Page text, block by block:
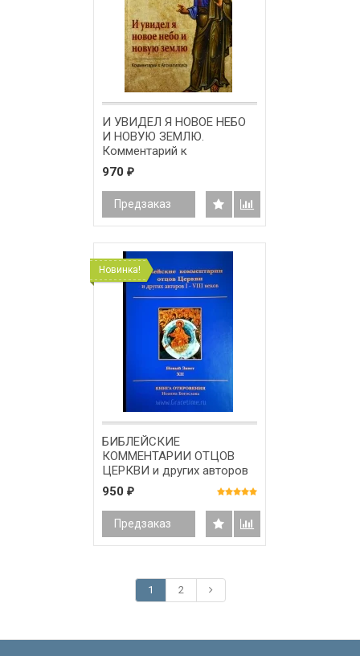
И УВИДЕЛ Я НОВОЕ НЕБО
И НОВУЮ ЗЕМЛЮ.
Комментарий к
Апокалипсису. Ианнуарий
Ивлиев
970 ₽
Предзаказ
Новинка!
БИБЛЕЙСКИЕ
КОММЕНТАРИИ ОТЦОВ
ЦЕРКВИ и других авторов
I-VIII веков. Новый Завет.
Том 12. Откровение Иоанна
950 ₽
Предзаказ
1 2